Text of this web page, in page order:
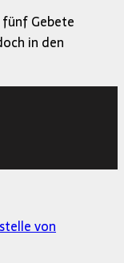
fünf Gebete
in den
von